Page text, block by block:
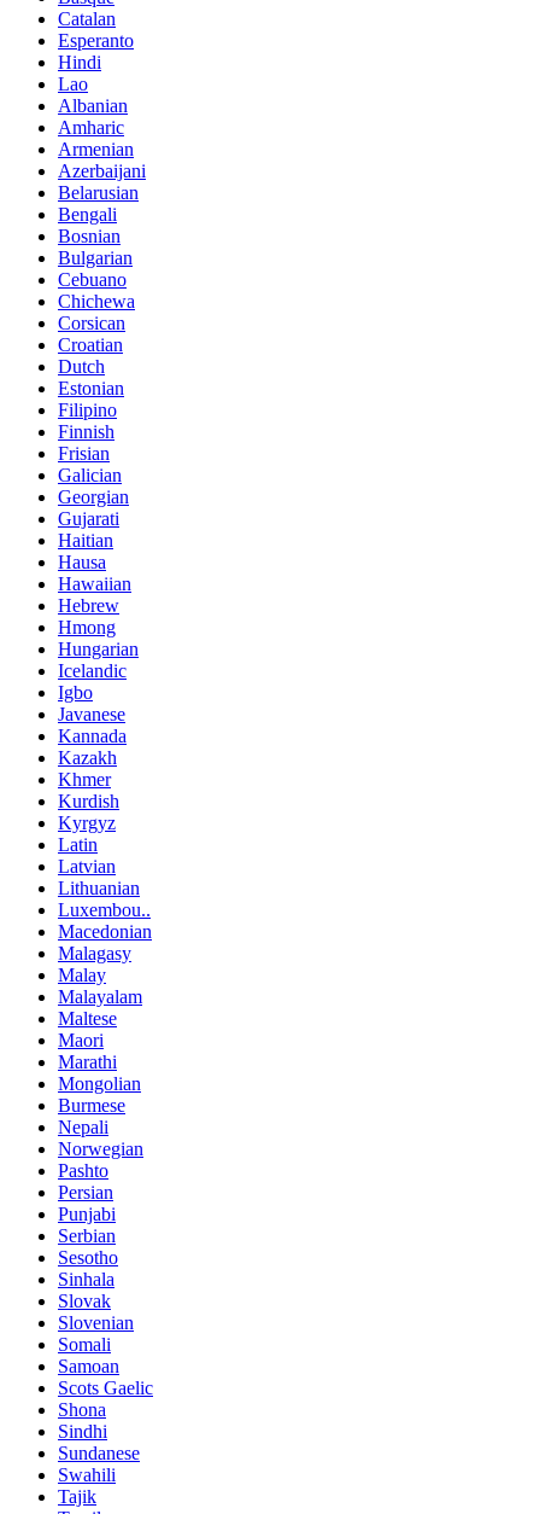
Catalan
Esperanto
Hindi
Lao
Albanian
Amharic
Armenian
Azerbaijani
Belarusian
Bengali
Bosnian
Bulgarian
Cebuano
Chichewa
Corsican
Croatian
Dutch
Estonian
Filipino
Finnish
Frisian
Galician
Georgian
Gujarati
Haitian
Hausa
Hawaiian
Hebrew
Hmong
Hungarian
Icelandic
Igbo
Javanese
Kannada
Kazakh
Khmer
Kurdish
Kyrgyz
Latin
Latvian
Lithuanian
Luxembou..
Macedonian
Malagasy
Malay
Malayalam
Maltese
Maori
Marathi
Mongolian
Burmese
Nepali
Norwegian
Pashto
Persian
Punjabi
Serbian
Sesotho
Sinhala
Slovak
Slovenian
Somali
Samoan
Scots Gaelic
Shona
Sindhi
Sundanese
Swahili
Tajik